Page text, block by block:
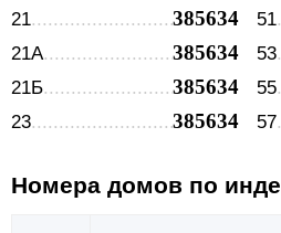
21 385634
21А 385634
21Б 385634
23 385634
51
53
55
57
Номера домов по